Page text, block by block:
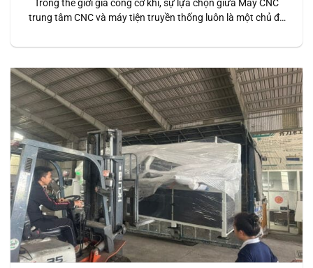
Trong thế giới gia công cơ khí, sự lựa chọn giữa Máy CNC
trung tâm CNC và máy tiện truyền thống luôn là một chủ đề
suất của hai loại máy này sẽ giúp các nhà sản xuất đưa ra